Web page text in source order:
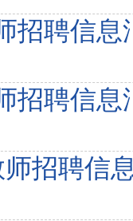
招聘信息
招聘信息
招聘信